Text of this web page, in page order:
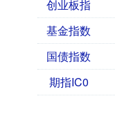
创业板指
基金指数
国债指数
期指IC0